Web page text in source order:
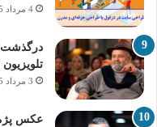
4 مرداد 1405
درگذشت
تلویزیون 2 تیر 1405 + علت فوت
3 مرداد 1405
عکس